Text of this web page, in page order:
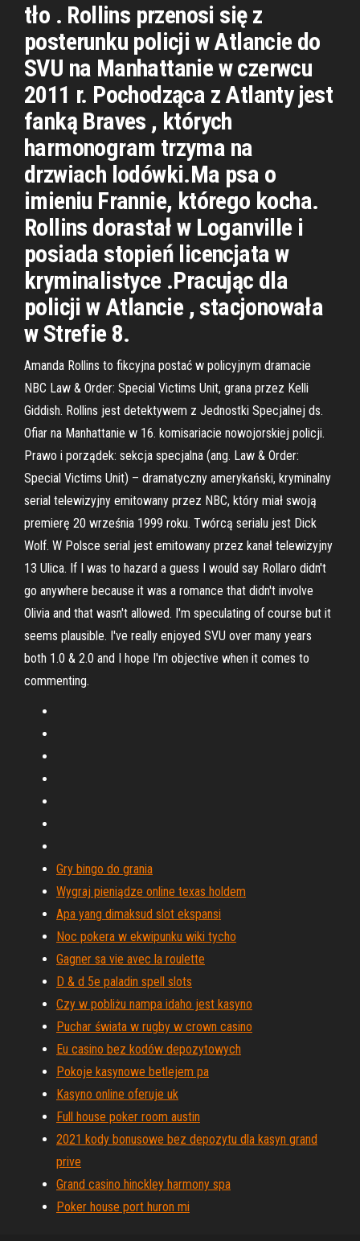
tło . Rollins przenosi się z
posterunku policji w Atlancie do
SVU na Manhattanie w czerwcu
2011 r. Pochodząca z Atlanty jest
fanką Braves , których
harmonogram trzyma na
drzwiach lodówki.Ma psa o
imieniu Frannie, którego kocha.
Rollins dorastał w Loganville i
posiada stopień licencjata w
kryminalistyce .Pracując dla
policji w Atlancie , stacjonowała
w Strefie 8.
Amanda Rollins to fikcyjna postać w policyjnym dramacie
NBC Law & Order: Special Victims Unit, grana przez Kelli
Giddish. Rollins jest detektywem z Jednostki Specjalnej ds.
Ofiar na Manhattanie w 16. komisariacie nowojorskiej policji.
Prawo i porządek: sekcja specjalna (ang. Law & Order:
Special Victims Unit) – dramatyczny amerykański, kryminalny
serial telewizyjny emitowany przez NBC, który miał swoją
premierę 20 września 1999 roku. Twórcą serialu jest Dick
Wolf. W Polsce serial jest emitowany przez kanał telewizyjny
13 Ulica. If I was to hazard a guess I would say Rollaro didn't
go anywhere because it was a romance that didn't involve
Olivia and that wasn't allowed. I'm speculating of course but it
seems plausible. I've really enjoyed SVU over many years
both 1.0 & 2.0 and I hope I'm objective when it comes to
commenting.
Gry bingo do grania
Wygraj pieniądze online texas holdem
Apa yang dimaksud slot ekspansi
Noc pokera w ekwipunku wiki tycho
Gagner sa vie avec la roulette
D & d 5e paladin spell slots
Czy w pobliżu nampa idaho jest kasyno
Puchar świata w rugby w crown casino
Eu casino bez kodów depozytowych
Pokoje kasynowe betlejem pa
Kasyno online oferuje uk
Full house poker room austin
2021 kody bonusowe bez depozytu dla kasyn grand
prive
Grand casino hinckley harmony spa
Poker house port huron mi